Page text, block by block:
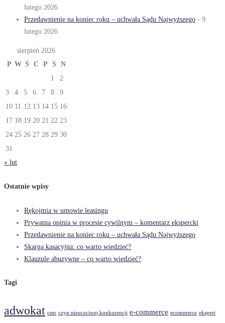
lutego 2026
Przedawnienie na koniec roku – uchwała Sądu Najwyższego - 9
lutego 2026
sierpień 2026
P W Ś C P S
N
1
2
3
4 5 6 7 8
9
10 11 12 13 14 15 16
17 18 19 20 21 22 23
24 25 26 27 28 29 30
31
« lut
Ostatnie wpisy
Rękojmia w umowie leasingu
Prywatna opinia w procesie cywilnym – komentarz ekspercki
Przedawnienie na koniec roku – uchwała Sądu Najwyższego
Skarga kasacyjna: co warto wiedzieć?
Klauzule abuzywne – co warto wiedzieć?
Tagi
adwokat cmr czyn nieuczciwej konkurencji e-commerce ecommerce ekspert